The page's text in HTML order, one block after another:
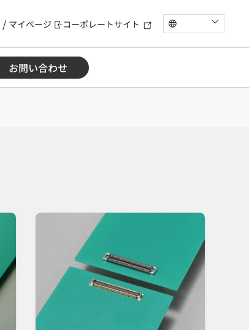
マイページ コーポレートサイト
お問い合わせ